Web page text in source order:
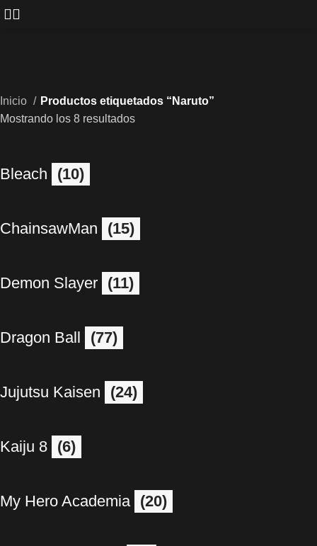
Inicio
Productos etiquetados “Naruto”
Mostrando los 8 resultados
Bleach (10)
ChainsawMan (15)
Demon Slayer (11)
Dragon Ball (77)
Jujutsu Kaisen (24)
Kaiju 8 (6)
My Hero Academia (20)